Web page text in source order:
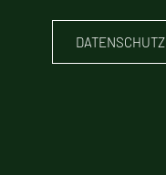
DATENSCHUTZ